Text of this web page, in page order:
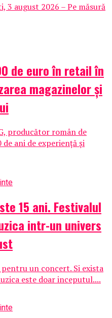
3 august 2026 – Pe măsură
de euro în retail în
magazinelor și
producător român de
ani de experiență și
15 ani. Festivalul
intr-un univers
un concert. Si exista
este doar inceputul....